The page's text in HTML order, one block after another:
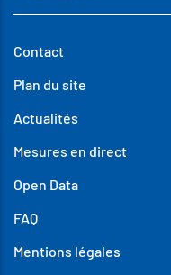
Contact
Plan du site
Actualités
Mesures en direct
Open Data
FAQ
Mentions légales